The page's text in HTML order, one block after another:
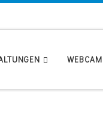
WEBCAM